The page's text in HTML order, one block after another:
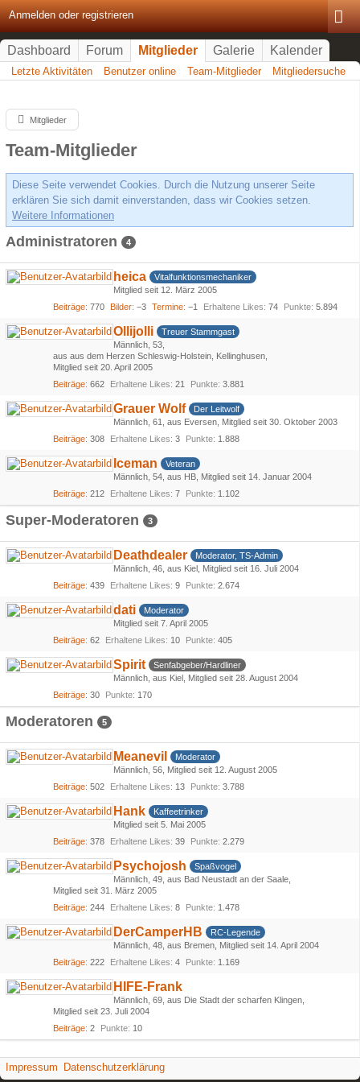
Anmelden oder registrieren
Dashboard Forum Mitglieder Galerie Kalender
Letzte Aktivitäten Benutzer online Team-Mitglieder Mitgliedersuche
Mitglieder
Team-Mitglieder
Diese Seite verwendet Cookies. Durch die Nutzung unserer Seite
erklären Sie sich damit einverstanden, dass wir Cookies setzen.
Weitere Informationen
Administratoren 4
heica
Vitalfunktionsmechaniker
Mitglied seit 12. März 2005
Beiträge 770 Bilder −3 Termine −1 Erhaltene Likes 74 Punkte 5.894
Ollijolli
Treuer Stammgast
Männlich 53
aus aus dem Herzen Schleswig-Holstein, Kellinghusen
Mitglied seit 20. April 2005
Beiträge 662 Erhaltene Likes 21 Punkte 3.881
Grauer Wolf
Der Leitwolf
Männlich 61 aus Eversen Mitglied seit 30. Oktober 2003
Beiträge 308 Erhaltene Likes 3 Punkte 1.888
Iceman
Veteran
Männlich 54 aus HB Mitglied seit 14. Januar 2004
Beiträge 212 Erhaltene Likes 7 Punkte 1.102
Super-Moderatoren 3
Deathdealer
Moderator, TS-Admin
Männlich 46 aus Kiel Mitglied seit 16. Juli 2004
Beiträge 439 Erhaltene Likes 9 Punkte 2.674
dati
Moderator
Mitglied seit 7. April 2005
Beiträge 62 Erhaltene Likes 10 Punkte 405
Spirit
Senfabgeber/Hardliner
Männlich aus Kiel Mitglied seit 28. August 2004
Beiträge 30 Punkte 170
Moderatoren 5
Meanevil
Moderator
Männlich 56 Mitglied seit 12. August 2005
Beiträge 502 Erhaltene Likes 13 Punkte 3.788
Hank
Kaffeetrinker
Mitglied seit 5. Mai 2005
Beiträge 378 Erhaltene Likes 39 Punkte 2.279
Psychojosh
Spaßvogel
Männlich 49 aus Bad Neustadt an der Saale
Mitglied seit 31. März 2005
Beiträge 244 Erhaltene Likes 8 Punkte 1.478
DerCamperHB
RC-Legende
Männlich 48 aus Bremen Mitglied seit 14. April 2004
Beiträge 222 Erhaltene Likes 4 Punkte 1.169
HIFE-Frank
Männlich 69 aus Die Stadt der scharfen Klingen
Mitglied seit 23. Juli 2004
Beiträge 2 Punkte 10
Impressum Datenschutzerklärung